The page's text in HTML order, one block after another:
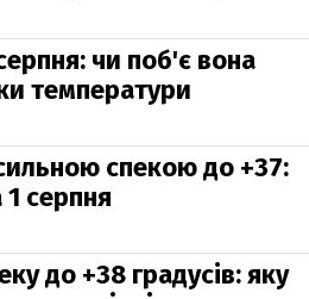
чи поб'є вона
температури
спекою до +37:
серпня
до +38 градусів: яку